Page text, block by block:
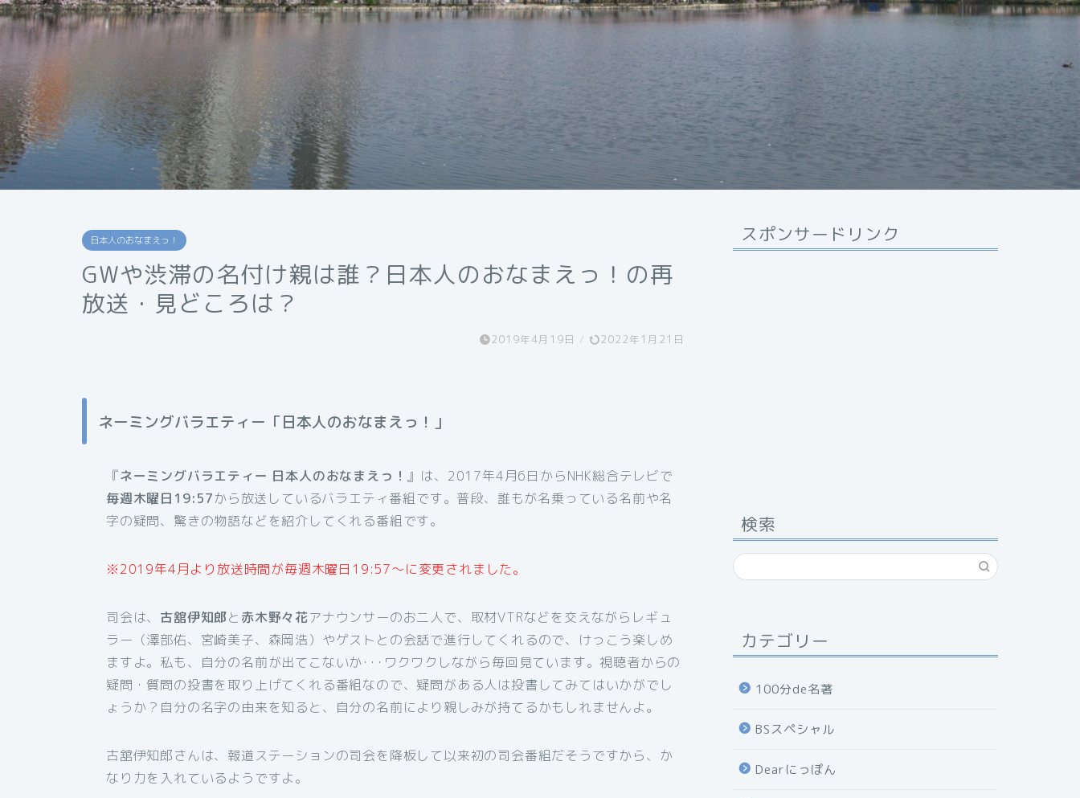
日本人のおなまえっ！
GWや渋滞の名付け親は誰？日本人のおなまえっ！の再
放送・見どころは？
2019年4月19日 / 2022年1月21日
ネーミングバラエティー「日本人のおなまえっ！」
『ネーミングバラエティー 日本人のおなまえっ！ 』は、2017年4月6日からNHK総合テレビで
毎週木曜日19:57から放送しているバラエティ番組です。普段、誰もが名乗っている名前や名
字の疑問、驚きの物語などを紹介してくれる番組です。
※2019年4月より放送時間が毎週木曜日19:57～に変更されました。
司会は、 古舘伊知郎と 赤木野々花アナウンサーのお二人で、取材VTRなどを交えながらレギュ
ラー（澤部佑、宮崎美子、森岡浩）やゲストとの会話で進行してくれるので、けっこう楽しめ
ますよ。私も、自分の名前が出てこないか･･･ワクワクしながら毎回見ています。視聴者からの
疑問・質問の投書を取り上げてくれる番組なので、疑問がある人は投書してみてはいかがでし
ょうか？自分の名字の由来を知ると、自分の名前により親しみが持てるかもしれませんよ。
古舘伊知郎さんは、報道ステーションの司会を降板して以来初の司会番組だそうですから、か
なり力を入れているようですよ。
スポンサードリンク
検索
カテゴリー
100分de名著
BSスペシャル
Dearにっぽん